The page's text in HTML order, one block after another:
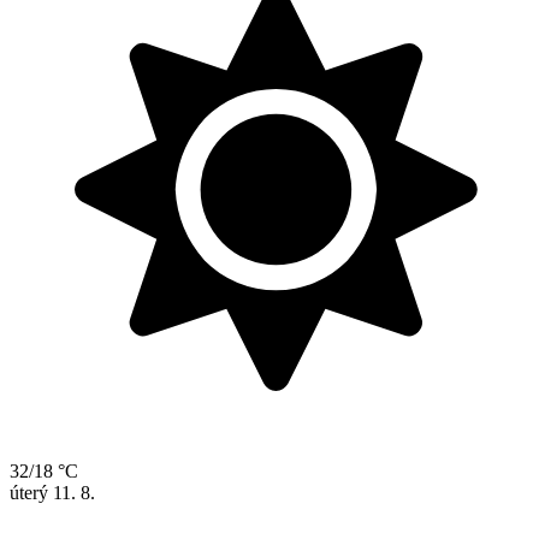
32/18 °C
úterý 11. 8.